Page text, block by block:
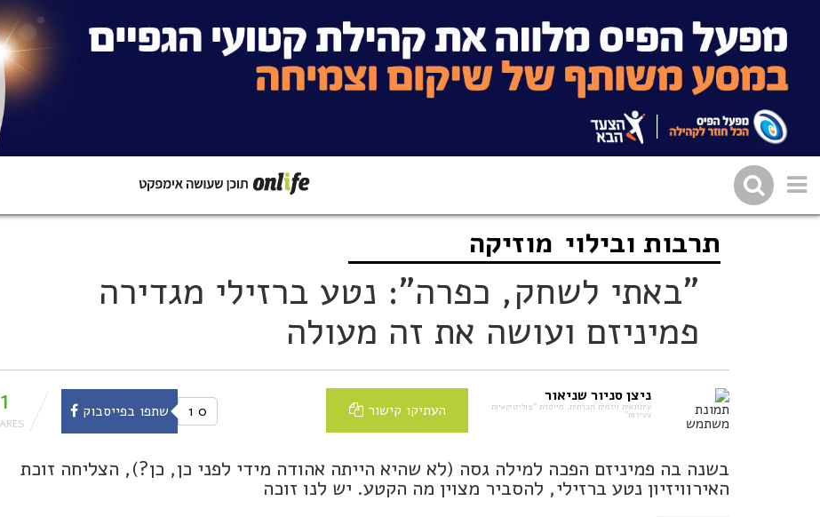
שתפו בפייסבוק העתיקו קישור תרבות ובילוי מוזיקה
"באתי לשחק, כפרה": נטע ברזילי מגדירה
פמיניזם ועושה את זה מעולה
ניצן סניור שניאור
עיתונאית ויזמית חברתית, מייסדת "פוליטיקאיות
צעירות" העתיקו קישור 0 שתפו בפייסבוק 1
בשנה בה פמיניזם הפכה למילה גסה (לא שהיא הייתה אהודה מידי לפני כן, כן?), הצליחה זוכת
האירוויזיון נטע ברזילי, להסביר מצוין מה הקטע. יש לנו זוכה